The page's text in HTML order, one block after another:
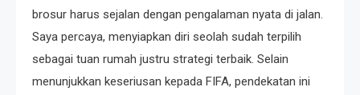
brosur harus sejalan dengan pengalaman nyata di jalan.
Saya percaya, menyiapkan diri seolah sudah terpilih
sebagai tuan rumah justru strategi terbaik. Selain
menunjukkan keseriusan kepada FIFA, pendekatan ini